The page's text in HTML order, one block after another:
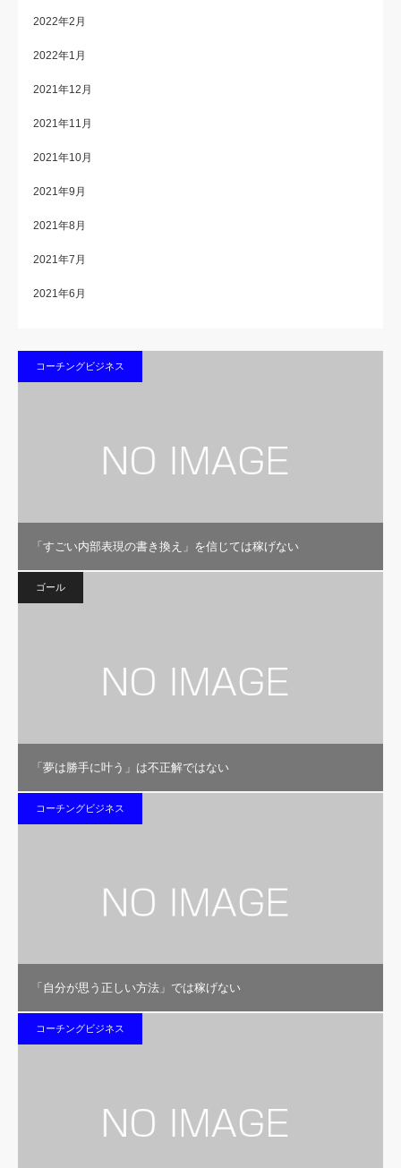
2022年2月
2022年1月
2021年12月
2021年11月
2021年10月
2021年9月
2021年8月
2021年7月
2021年6月
コーチングビジネス
「すごい内部表現の書き換え」を信じては稼げない
ゴール
「夢は勝手に叶う」は不正解ではない
コーチングビジネス
「自分が思う正しい方法」では稼げない
コーチングビジネス